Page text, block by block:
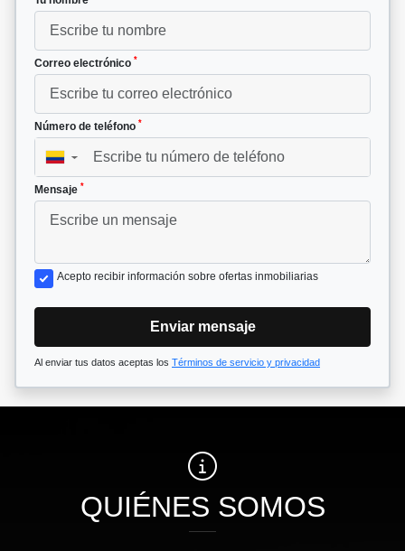
Correo electrónico *
Número de teléfono *
▼
Mensaje *
Acepto recibir información sobre ofertas inmobiliarias
Enviar mensaje
Al enviar tus datos aceptas los Términos de servicio y privacidad
QUIÉNES SOMOS